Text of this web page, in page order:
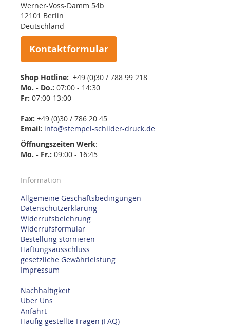
Werner-Voss-Damm 54b
12101 Berlin
Deutschland
Kontaktformular
Shop Hotline: +49 (0)30 / 788 99 218
Mo. - Do.: 07:00 - 14:30
Fr: 07:00-13:00
Fax: +49 (0)30 / 786 20 45
Email: info@stempel-schilder-druck.de
Öffnungszeiten Werk:
Mo. - Fr.: 09:00 - 16:45
Information
Allgemeine Geschäftsbedingungen
Datenschutzerklärung
Widerrufsbelehrung
Widerrufsformular
Bestellung stornieren
Haftungsausschluss
gesetzliche Gewährleistung
Impressum
Nachhaltigkeit
Über Uns
Anfahrt
Häufig gestellte Fragen (FAQ)